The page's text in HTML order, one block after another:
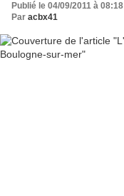
Publié le 04/09/2011 à 08:18
Par acbx41